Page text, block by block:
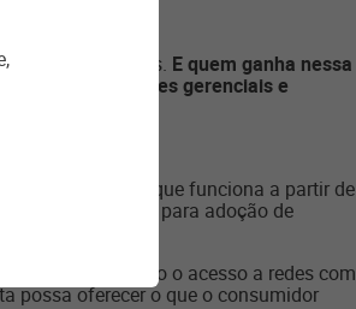
fornecedores. E quem ganha nessa
resolver questões gerenciais e
, que funciona a partir de
para adoção de
venda, permitindo o acesso a redes com
possa oferecer o que o consumidor